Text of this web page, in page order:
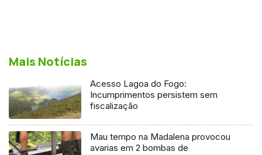
Mais Notícias
Acesso Lagoa do Fogo:
Incumprimentos persistem sem
fiscalização
Mau tempo na Madalena provocou
avarias em 2 bombas de